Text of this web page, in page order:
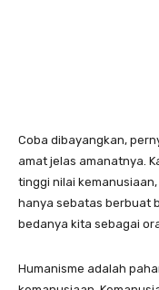
Coba dibayangkan,
amat jelas amanatnya.
tinggi nilai
hanya sebatas berbuat
bedanya kita sebagai
Humanisme adalah